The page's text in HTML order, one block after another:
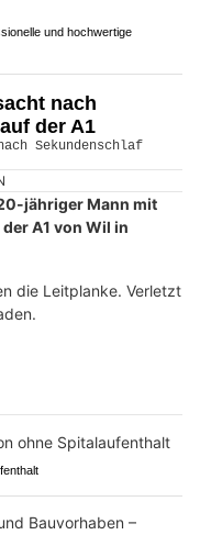
und hochwertige
nach
der A1
jähriger Mann mit
A1 von Wil in
die Leitplanke. Verletzt